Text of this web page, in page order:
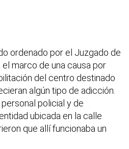
ordenado por el Juzgado de
el marco de una causa por
del centro destinado
algún tipo de adicción.
policial y de
ubicada en la calle
que allí funcionaba un